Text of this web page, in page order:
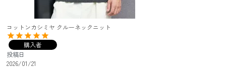
コットンカシミヤ クルーネックニット
購入者
投稿日
2026/01/21